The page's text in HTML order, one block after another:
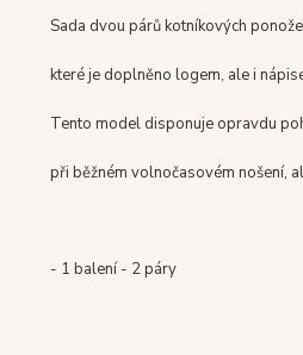
Sada dvou párů kotníkových
které je doplněno logem, ale i
Tento model disponuje opravdu
při běžném volnočasovém nošení,
- 1 balení - 2 páry